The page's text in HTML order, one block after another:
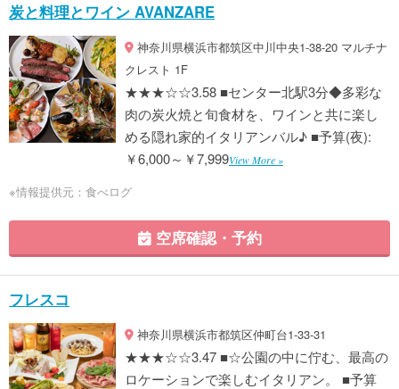
炭と料理とワイン AVANZARE
神奈川県横浜市都筑区中川中央1-38-20 マルチナ
クレスト 1F
★★★☆☆3.58 ■センター北駅3分◆多彩な
肉の炭火焼と旬食材を、ワインと共に楽し
める隠れ家的イタリアンバル♪ ■予算(夜):
￥6,000～￥7,999View More »
※情報提供元：食べログ
空席確認・予約
フレスコ
神奈川県横浜市都筑区仲町台1-33-31
★★★☆☆3.47 ■☆公園の中に佇む、最高の
ロケーションで楽しむイタリアン。 ■予算